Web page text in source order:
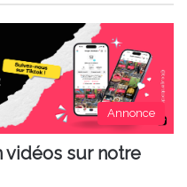
Annonce
vidéos sur notre